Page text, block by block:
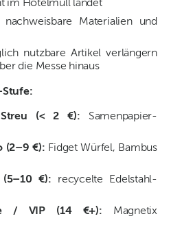
im Hotelmüll landet
Materialien und
nutzbare Artikel verlängern
die Messe hinaus
Stufe:
(< 2 €): Samenpapier-
(2–9 €): Fidget Würfel, Bambus
€): recycelte Edelstahl-
/ VIP (14 €+): Magnetix